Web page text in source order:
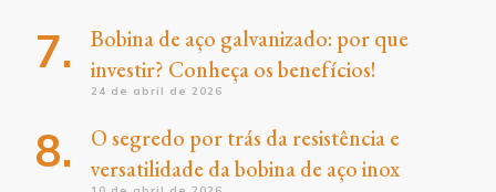
Bobina de aço galvanizado: por que
investir? Conheça os benefícios!
24 de abril de 2026
O segredo por trás da resistência e
versatilidade da bobina de aço inox